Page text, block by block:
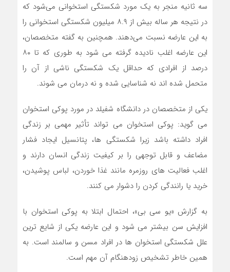
سه ثانیه منجر به یک مورد شکستگی استخوانی می‌شود که
در نتیجه هر ساله بیش از ۸.۹ میلیون شکستگی استخوانی را
به این عارضه نسبت می‌دهند. همچنین به گفته متخصصان،
این عارضه اغلب نادیده گرفته می شود به طوری که تا ۸۰
درصد از افرادی که حداقل یک شکستگی ناشی از آن را
متحمل شده اند نه شناسایی شده و نه درمان می شوند.
یکی از متخصصان در دانشگاه شفیلد در مورد پوکی استخوان
می گوید: پوکی استخوان می تواند تأثیر مهمی بر زندگی
افراد داشته باشد زیرا شکستگی ها، پتانسیل ایجاد فشار
مضاعف و قابل توجهی را بر کیفیت زندگی انسان دارند و
اغلب فعالیت های روزمره مانند غذا خوردن، لباس پوشیدن،
خرید یا رانندگی کردن را دشوار می کنند.
به گزارش «یو سی بی»، احتمال ابتلا به پوکی استخوان با
افزایش سن بیشتر می شود و این عارضه یکی از شایع ترین
علل شکستگی استخوان ها در افراد مسن و سالمند است. به
همین خاطر تشخیص زودهنگام آن مهم است.